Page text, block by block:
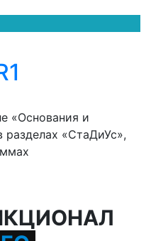
«Основания и
«СтаДиУс»,